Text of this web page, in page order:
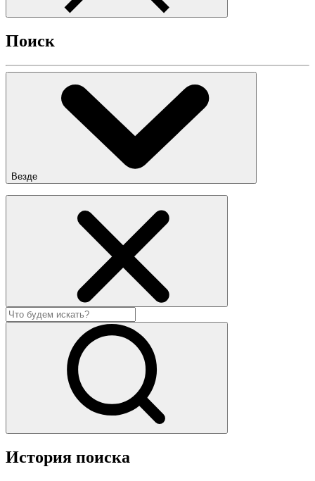
Поиск
Везде
История поиска